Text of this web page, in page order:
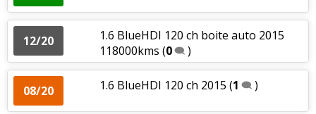
12/20
1.6 BlueHDI 120 ch boite auto 2015
118000kms (0 )
08/20 1.6 BlueHDI 120 ch 2015 (1 )